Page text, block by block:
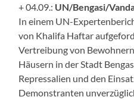
+ 04.09.: UN/Bengasi/
In einem UN-
von Khalifa Haftar
Vertreibung von
Häusern in der Stadt
Repressalien und den
Demonstranten